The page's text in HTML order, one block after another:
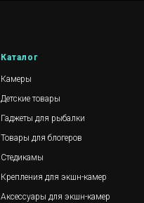
Каталог
Камеры
Детские товары
Гаджеты для рыбалки
Товары для блогеров
Стедикамы
Крепления для экшн-камер
Аксессуары для экшн-камер